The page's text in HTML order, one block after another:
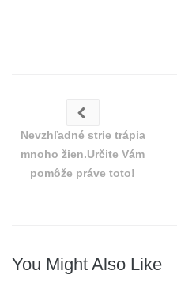
Nevzhľadné strie trápia
mnoho žien.Určite Vám
pomôže práve toto!
You Might Also Like